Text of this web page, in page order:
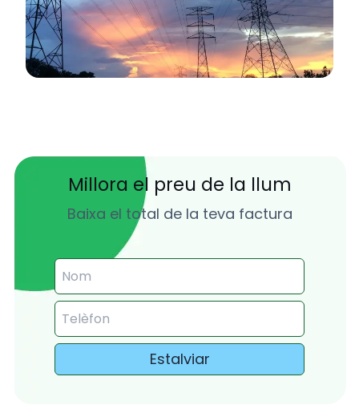
Millora el preu de la llum
Baixa el total de la teva factura
Estalviar